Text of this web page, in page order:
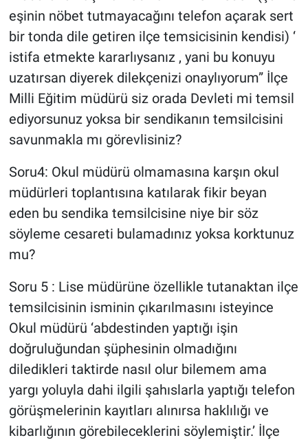
eşinin nöbet tutmayacağını telefon açarak sert
bir tonda dile getiren ilçe temsicisinin kendisi) ‘
istifa etmekte kararlıysanız , yani bu konuyu
uzatırsan diyerek dilekçenizi onaylıyorum” İlçe
Milli Eğitim müdürü siz orada Devleti mi temsil
ediyorsunuz yoksa bir sendikanın temsilcisini
savunmakla mı görevlisiniz?
Soru4: Okul müdürü olmamasına karşın okul
müdürleri toplantısına katılarak fikir beyan
eden bu sendika temsilcisine niye bir söz
söyleme cesareti bulamadınız yoksa korktunuz
mu?
Soru 5 : Lise müdürüne özellikle tutanaktan ilçe
temsilcisinin isminin çıkarılmasını isteyince
Okul müdürü ‘abdestinden yaptığı işin
doğruluğundan şüphesinin olmadığını
diledikleri taktirde nasıl olur bilemem ama
yargı yoluyla dahi ilgili şahıslarla yaptığı telefon
görüşmelerinin kayıtları alınırsa haklılığı ve
kibarlığının görebileceklerini söylemiştir.’ İlçe